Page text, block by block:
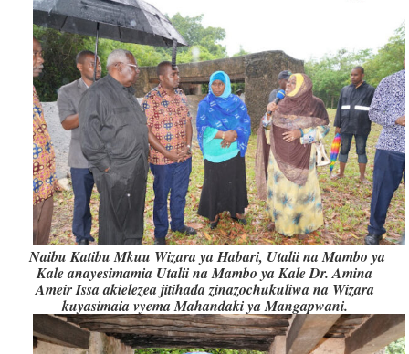
Naibu Katibu Mkuu Wizara ya Habari, Utalii na Mambo ya
Kale anayesimamia Utalii na Mambo ya Kale Dr. Amina
Ameir Issa akielezea jitihada zinazochukuliwa na Wizara
kuyasimaia vyema Mahandaki ya Mangapwani.